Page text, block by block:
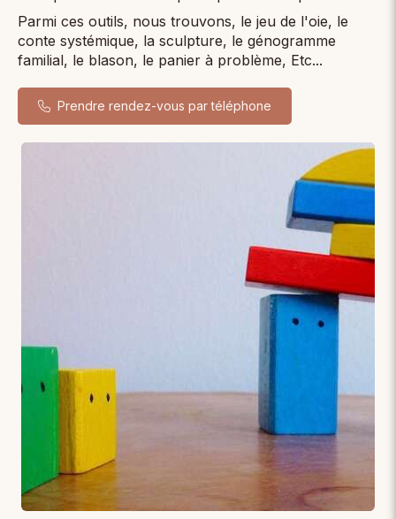
Parmi ces outils, nous trouvons, le jeu de l'oie, le
conte systémique, la sculpture, le génogramme
familial, le blason, le panier à problème, Etc...
Prendre rendez-vous par téléphone